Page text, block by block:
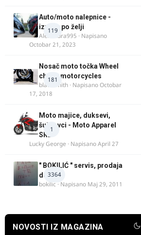
119
Auto/moto nalepnice -
izrada po želji
Alexandra995 · Napisano
Octobar 21, 2023
181
Nosač moto točka Wheel
chock motorcycles
blacksmith · NapisanoOctobar
17, 2018
1
Moto majice, duksevi,
šuškavci - Moto Apparel
SRB
Lucky George · NapisanoApril 27
3364
" BOKILIĆ " servis, prodaja
delova
bokilic · Napisano Maj 29, 2011
NOVOSTI IZ MAGAZINA